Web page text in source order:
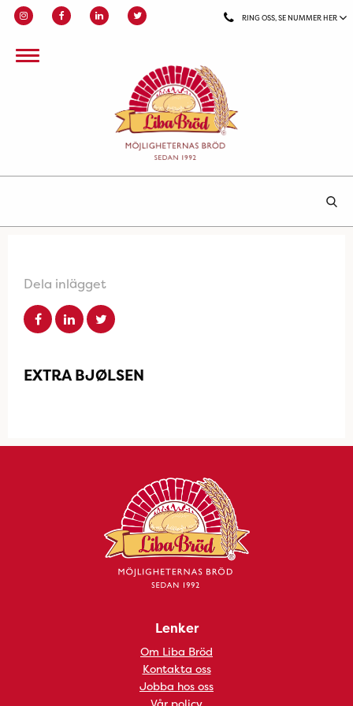
RING OSS, SE NUMMER HER
Dela inlägget
EXTRA BJØLSEN
Lenker
Om Liba Bröd
Kontakta oss
Jobba hos oss